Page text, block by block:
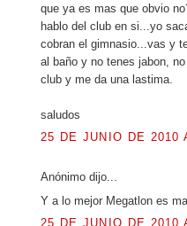
que ya es mas que obvio
hablo del club en si...yo
cobran el gimnasio...vas y
al baño y no tenes jabon,
club y me da una lastima.
saludos
25 DE JUNIO DE 2010
Anónimo dijo...
Y a lo mejor Megatlon es
25 DE JUNIO DE 2010